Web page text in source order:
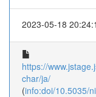
2023-05-18
https://
char/ja/
(info:doi/10.5035/